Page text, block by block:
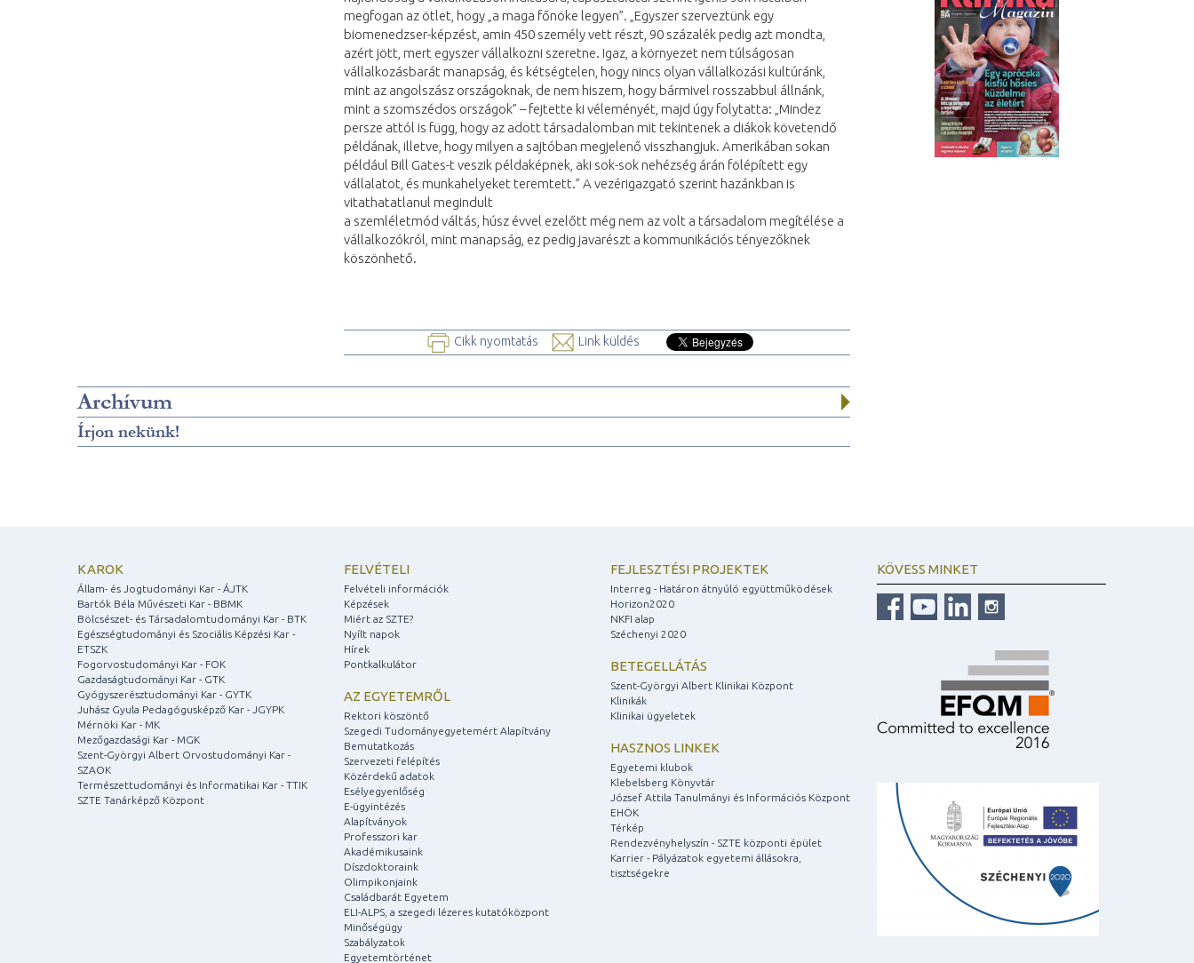
megfogan az ötlet, hogy „a maga főnöke legyen”. „Egyszer szerveztünk egy
biomenedzser-képzést, amin 450 személy vett részt, 90 százalék pedig azt mondta,
azért jött, mert egyszer vállalkozni szeretne. Igaz, a környezet nem túlságosan
vállalkozásbarát manapság, és kétségtelen, hogy nincs olyan vállalkozási kultúránk,
mint az angolszász országoknak, de nem hiszem, hogy bármivel rosszabbul állnánk,
mint a szomszédos országok” – fejtette ki véleményét, majd úgy folytatta: „Mindez
persze attól is függ, hogy az adott társadalomban mit tekintenek a diákok követendő
példának, illetve, hogy milyen a sajtóban megjelenő visszhangjuk. Amerikában sokan
például Bill Gates-t veszik példaképnek, aki sok-sok nehézség árán fölépített egy
vállalatot, és munkahelyeket teremtett.” A vezérigazgató szerint hazánkban is
vitathatatlanul megindult
a szemléletmód váltás, húsz évvel ezelőtt még nem az volt a társadalom megítélése a
vállalkozókról, mint manapság, ez pedig javarészt a kommunikációs tényezőknek
köszönhető.
Cikk nyomtatás Link küldés
Archívum
Írjon nekünk!
KAROK
Állam- és Jogtudományi Kar - ÁJTK
Bartók Béla Művészeti Kar - BBMK
Bölcsészet- és Társadalomtudományi Kar - BTK
Egészségtudományi és Szociális Képzési Kar -
ETSZK
Fogorvostudományi Kar - FOK
Gazdaságtudományi Kar - GTK
Gyógyszerésztudományi Kar - GYTK
Juhász Gyula Pedagógusképző Kar - JGYPK
Mérnöki Kar - MK
Mezőgazdasági Kar - MGK
Szent-Györgyi Albert Orvostudományi Kar -
SZAOK
Természettudományi és Informatikai Kar - TTIK
SZTE Tanárképző Központ
FELVÉTELI
Felvételi információk
Képzések
Miért az SZTE?
Nyílt napok
Hírek
Pontkalkulátor
AZ EGYETEMRŐL
Rektori köszöntő
Szegedi Tudományegyetemért Alapítvány
Bemutatkozás
Szervezeti felépítés
Közérdekű adatok
Esélyegyenlőség
E-ügyintézés
Alapítványok
Professzori kar
Akadémikusaink
Díszdoktoraink
Olimpikonjaink
Családbarát Egyetem
ELI-ALPS, a szegedi lézeres kutatóközpont
Minőségügy
Szabályzatok
Egyetemtörténet
FEJLESZTÉSI PROJEKTEK
Interreg - Határon átnyúló együttműködések
Horizon2020
NKFI alap
Széchenyi 2020
BETEGELLÁTÁS
Szent-Györgyi Albert Klinikai Központ
Klinikák
Klinikai ügyeletek
HASZNOS LINKEK
Egyetemi klubok
Klebelsberg Könyvtár
József Attila Tanulmányi és Információs Központ
EHÖK
Térkép
Rendezvényhelyszín - SZTE központi épület
Karrier - Pályázatok egyetemi állásokra,
tisztségekre
KÖVESS MINKET